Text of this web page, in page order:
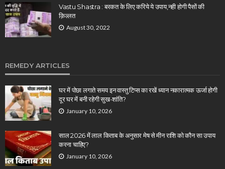
Vastu Shastra : बरकत के लिए करिये ये उपाय,नही होगी पैसों की
क़िल्लत
August 30, 2022
REMEDY ARTICLES
घर में पोछा लगाते समय इन वास्तु टिप्स का रखें ध्यान नकारात्मक ऊर्जा होगी
दूर घर में बनी रहेगी सुख-शांति?
January 10, 2026
साल 2026 में लाल किताब के अनुसार मेष से मीन राशि को कौन सा उपाय
करना चाहिए?
January 10, 2026